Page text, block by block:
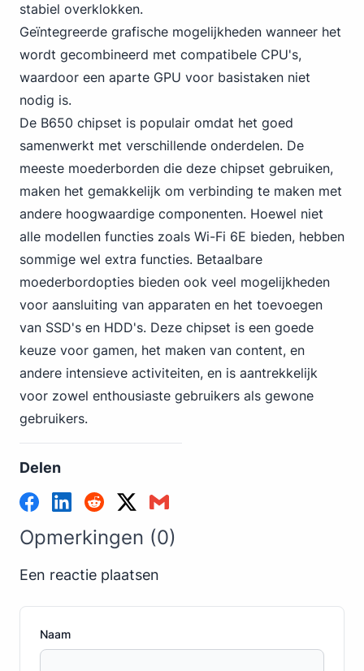
stabiel overklokken.
Geïntegreerde grafische mogelijkheden wanneer het
wordt gecombineerd met compatibele CPU's,
waardoor een aparte GPU voor basistaken niet
nodig is.
De B650 chipset is populair omdat het goed
samenwerkt met verschillende onderdelen. De
meeste moederborden die deze chipset gebruiken,
maken het gemakkelijk om verbinding te maken met
andere hoogwaardige componenten. Hoewel niet
alle modellen functies zoals Wi-Fi 6E bieden, hebben
sommige wel extra functies. Betaalbare
moederbordopties bieden ook veel mogelijkheden
voor aansluiting van apparaten en het toevoegen
van SSD's en HDD's. Deze chipset is een goede
keuze voor gamen, het maken van content, en
andere intensieve activiteiten, en is aantrekkelijk
voor zowel enthousiaste gebruikers als gewone
gebruikers.
Delen
Opmerkingen (0)
Een reactie plaatsen
Naam